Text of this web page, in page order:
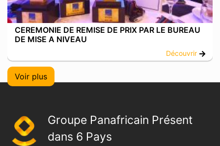
CEREMONIE DE REMISE DE PRIX PAR LE BUREAU
DE MISE A NIVEAU
Découvrir
Voir plus
Groupe Panafricain Présent
dans 6 Pays